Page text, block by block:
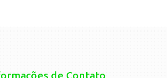
de Contato